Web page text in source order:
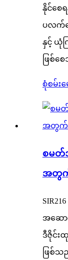
နိုင်စေ
ပလက်ဖ
နှင့် ယုံ
ဖြစ်စ
စုံစမ်းမ
စမတ်
အတွက်
အဆော
ဒီဇိုင်း
ဖြစ်သ